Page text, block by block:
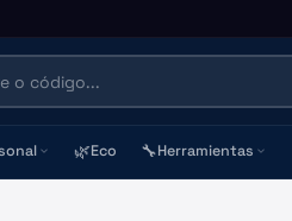
🌿Eco 🔧Herramientas